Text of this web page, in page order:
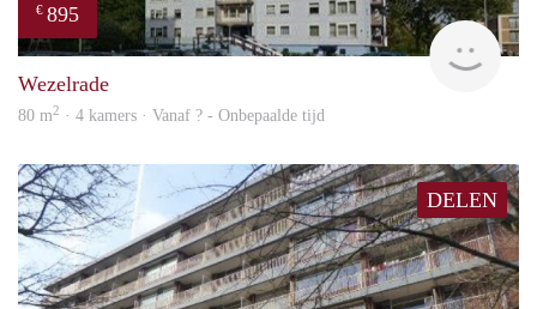
€ 895
Wezelrade
80 m2 · 4 kamers · Vanaf ? - Onbepaalde tijd
DELEN